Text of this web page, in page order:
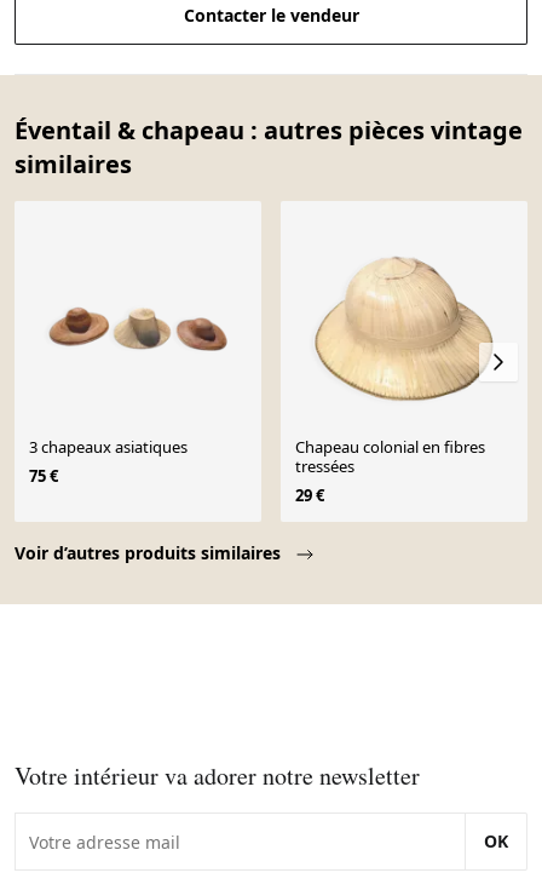
Contacter le vendeur
Éventail & chapeau : autres pièces vintage
similaires
Voir d’autres produits similaires
3 chapeaux asiatiques
75 €
Chapeau colonial en fibres
tressées
29 €
Votre intérieur va adorer notre newsletter
OK